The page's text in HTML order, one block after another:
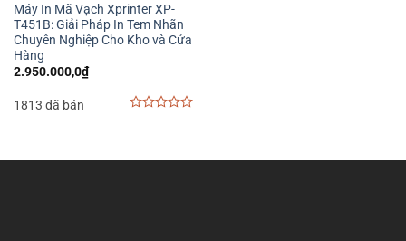
Máy In Mã Vạch Xprinter XP-
T451B: Giải Pháp In Tem Nhãn
Chuyên Nghiệp Cho Kho và Cửa
Hàng
2.950.000,0₫
1813 đã bán
5